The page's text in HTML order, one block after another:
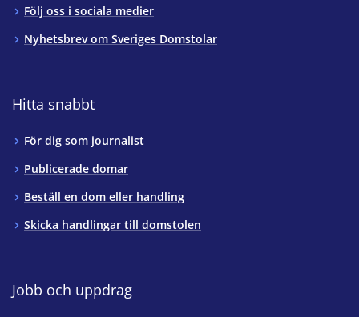
Följ oss i sociala medier
Nyhetsbrev om Sveriges Domstolar
Hitta snabbt
För dig som journalist
Publicerade domar
Beställ en dom eller handling
Skicka handlingar till domstolen
Jobb och uppdrag